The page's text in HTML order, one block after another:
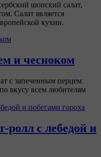
шопский салат,
Салат является
кухни.
и чесноком
с запеченным перцем
вкусу всем любителям
ролл с лебедой и